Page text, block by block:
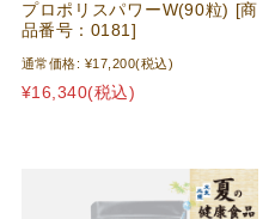
プロポリスパワーW(90粒) [商
品番号：0181]
通常価格: ¥17,200(税込)
¥16,340(税込)